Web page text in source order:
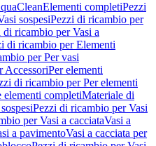
Elementi completiPezzi
sospesiPezzi di ricambio per
di ricambio per Vasi a
di ricambio per Elementi
per Per vasi
AccessoriPer elementi
di ricambio per Per elementi
elementi completiMateriale di
Pezzi di ricambio per Vasi
per Vasi a cacciataVasi a
a pavimentoVasi a cacciata per